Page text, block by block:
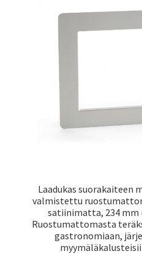
Laadukas suorakaiteen
valmistettu
satiinimatta, 234 mm
Ruostumattomasta
gastronomiaan,